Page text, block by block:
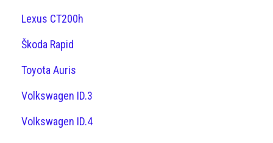
Lexus CT200h
Škoda Rapid
Toyota Auris
Volkswagen ID.3
Volkswagen ID.4